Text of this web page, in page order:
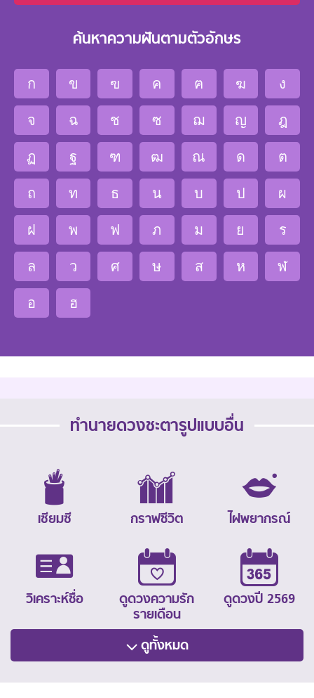
ค้นหาความฝันตามตัวอักษร
ก ข ฃ ค ฅ ฆ
ง
จ
ฉ ช ซ ฌ ญ
ฎ
ฏ
ฐ ฑ ฒ ณ ด
ต
ถ
ท ธ น บ ป
ผ
ฝ
พ ฟ ภ ม ย
ร
ล
ว ศ ษ ส ห
ฬ
อ
ฮ
ทำนายดวงชะตารูปแบบอื่น
เซียมซี กราฟชีวิต ไฝพยากรณ์
วิเคราะห์ชื่อ
ดูดวงความรัก
รายเดือน
ดูดวงปี 2569
ดูทั้งหมด